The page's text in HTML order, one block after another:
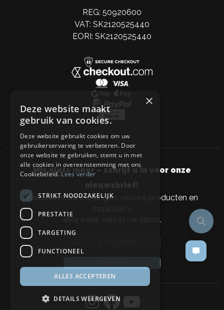
REG: 50920600
VAT: SK2120525440
EORI: SK2120525440
Mis niets meer – schrijf u in voor onze
nieuwsbrief!
Exclusieve aanbiedingen, nieuwe producten en
inspiratie –
elke week vers in uw inbox.
×
Deze website maakt
gebruik van cookies.
Deze website gebruikt cookies om uw
gebruikerservaring te verbeteren. Door
onze website te gebruiken, stemt u in met
alle cookies in overeenstemming met ons
Cookiebeleid.Lees verder
STRIKT NOODZAKELIJK
PRESTATIE
TARGETING
FUNCTIONEEL
ALLES ACCEPTEREN
DETAILS WEERGEVEN